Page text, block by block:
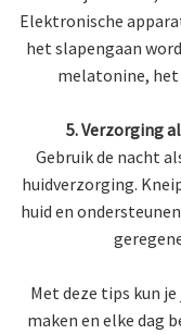
Elektronische
het slapengaan
melatonine,
5. Verzorging
Gebruik de nacht
huidverzorging.
huid en
Met deze tips kun
maken en elke dag